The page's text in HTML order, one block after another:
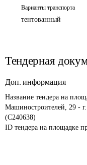
Варианты транспорта
тентованный
Тендерная
Доп. информация
Название тендера на
Машиностроителей, 29 -
(С240638)
ID тендера на площадке